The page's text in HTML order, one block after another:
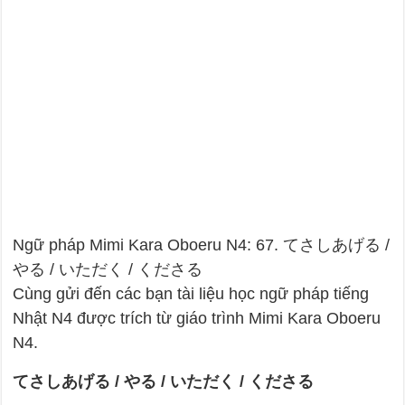
Ngữ pháp Mimi Kara Oboeru N4: 67. てさしあげる /
やる / いただく / くださる
Cùng gửi đến các bạn tài liệu học ngữ pháp tiếng
Nhật N4 được trích từ giáo trình Mimi Kara Oboeru
N4.
てさしあげる / やる / いただく / くださる